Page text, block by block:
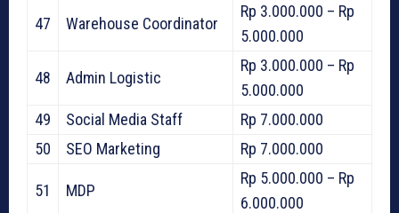
47 Warehouse Coordinator
Rp 3.000.000 – Rp
5.000.000
48 Admin Logistic
Rp 3.000.000 – Rp
5.000.000
49
Social Media Staff
Rp 7.000.000
50
SEO Marketing Rp 7.000.000
51 MDP
Rp 5.000.000 – Rp
6.000.000